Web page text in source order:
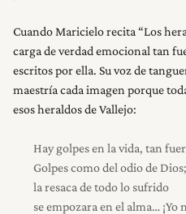
Cuando Maricielo recita “Los
carga de verdad emocional tan
escritos por ella. Su voz de
maestría cada imagen porque
esos heraldos de Vallejo:
Hay golpes en la vida, tan
Golpes como del odio de
la resaca de todo lo sufrido
se empozara en el alma… ¡Yo